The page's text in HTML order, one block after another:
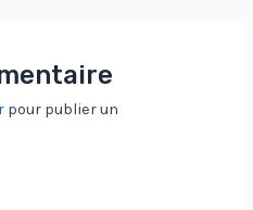
pour publier un